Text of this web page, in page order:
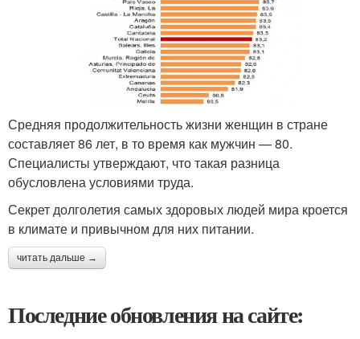
Средняя продолжительность жизни женщин в стране
составляет 86 лет, в то время как мужчин — 80.
Специалисты утверждают, что такая разница
обусловлена условиями труда.
Секрет долголетия самых здоровых людей мира кроется
в климате и привычном для них питании.
читать дальше →
Последние обновления на сайте: